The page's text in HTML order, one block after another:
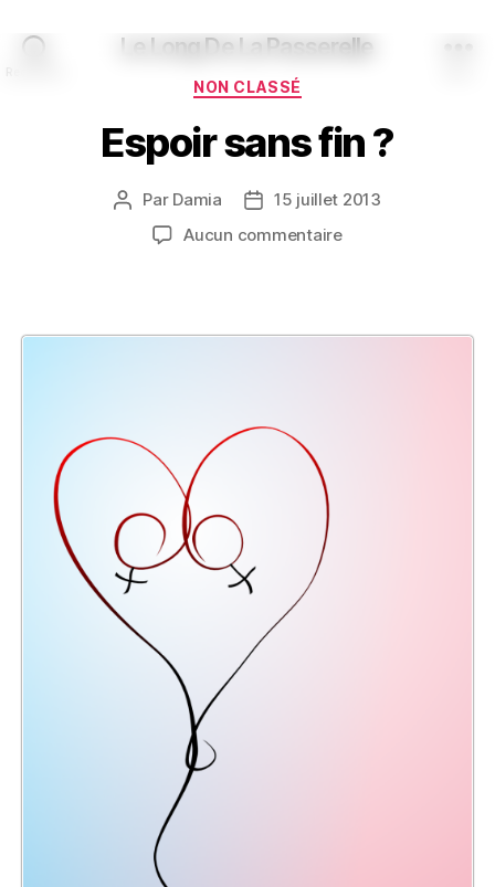
Le Long De La Passerelle
Catégories
NON CLASSÉ
Espoir sans fin ?
Auteur
l’article
Par Damia
Date15 juillet 2013
Aucun commentairesur
?